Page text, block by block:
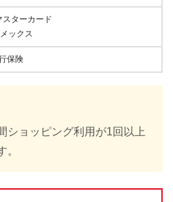
スターカード
ックス
保険
ショッピング利用が1回以上
。